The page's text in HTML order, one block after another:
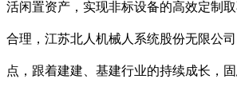
活闲置资产，实现非标设备的高效定制
合理，江苏北人机械人系统股份无限公
点，跟着建建、基建行业的持续成长，